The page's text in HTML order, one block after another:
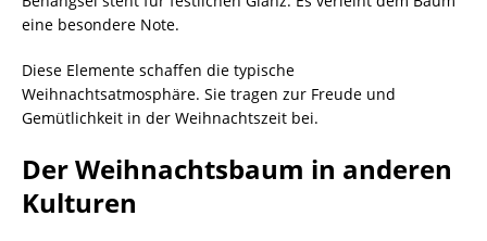
eine besondere Note.
Diese Elemente schaffen die typische
Weihnachtsatmosphäre. Sie tragen zur Freude und
Gemütlichkeit in der Weihnachtszeit bei.
Der Weihnachtsbaum in anderen
Kulturen